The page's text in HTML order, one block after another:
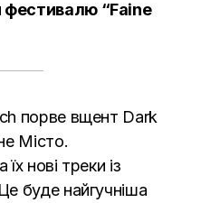
фестивалю “Faine
порве вщент Dark
Mісто.
нові треки із
буде найгучніша